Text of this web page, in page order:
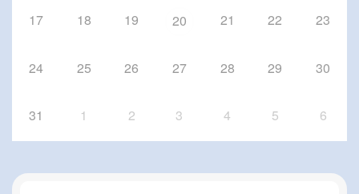
17 18 19 20 21 22 23
24 25 26 27 28 29 30
31 1 2 3 4 5 6